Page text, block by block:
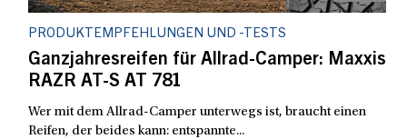
PRODUKTEMPFEHLUNGEN UND -TESTS
Ganzjahresreifen für Allrad-Camper: Maxxis
RAZR AT-S AT 781
Wer mit dem Allrad-Camper unterwegs ist, braucht einen
Reifen, der beides kann: entspannte...